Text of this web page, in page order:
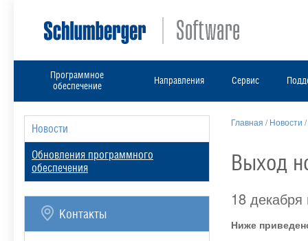
Программное
обеспечение
Направления Сервис
Новости
Обновления программного
обеспечения
Контакты
Главная /Новости /
Выход
18
Ниже